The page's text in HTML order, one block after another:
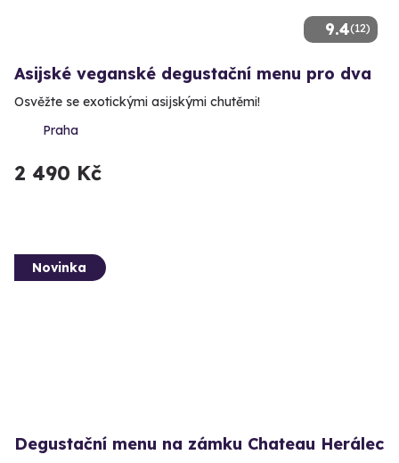
9.4(12)
Asijské veganské degustační menu pro dva
Osvěžte se exotickými asijskými chutěmi!
Praha
2 490 Kč
Novinka
Degustační menu na zámku Chateau Herálec